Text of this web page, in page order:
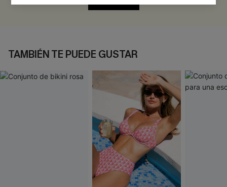
TAMBIÉN TE PUEDE GUSTAR